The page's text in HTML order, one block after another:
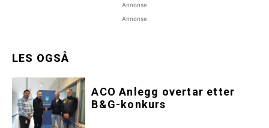
Annonse
Annonse
LES OGSÅ
ACO Anlegg overtar etter
B&G-konkurs